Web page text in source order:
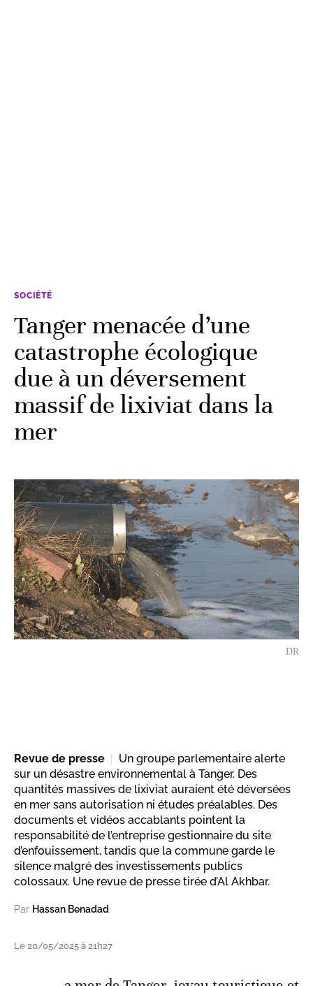
SOCIÉTÉ
Tanger menacée d’une
catastrophe écologique
due à un déversement
massif de lixiviat dans la
mer
DR
Revue de presse
Un groupe parlementaire alerte
sur un désastre environnemental à Tanger. Des
quantités massives de lixiviat auraient été déversées
en mer sans autorisation ni études préalables. Des
documents et vidéos accablants pointent la
responsabilité de l’entreprise gestionnaire du site
d’enfouissement, tandis que la commune garde le
silence malgré des investissements publics
colossaux. Une revue de presse tirée d’Al Akhbar.
Par Hassan Benadad
Le 20/05/2025 à 21h27